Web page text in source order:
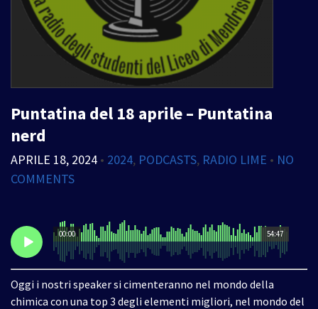
Puntatina del 18 aprile – Puntatina
nerd
APRILE 18, 2024 • 2024, PODCASTS, RADIO LIME • NO
COMMENTS
54:47
00:00
Oggi i nostri speaker si cimenteranno nel mondo della
chimica con una top 3 degli elementi migliori, nel mondo del